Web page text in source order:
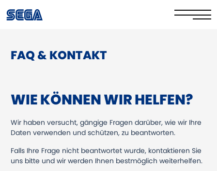
Datenschutzrichtlinie
Sicher online
Ihre Rechte
FAQ & KONTAKT
WIE KÖNNEN WIR HELFEN?
Wir haben versucht, gängige Fragen darüber, wie wir Ihre
Daten verwenden und schützen, zu beantworten.
Falls Ihre Frage nicht beantwortet wurde, kontaktieren Sie
uns bitte und wir werden Ihnen bestmöglich weiterhelfen.